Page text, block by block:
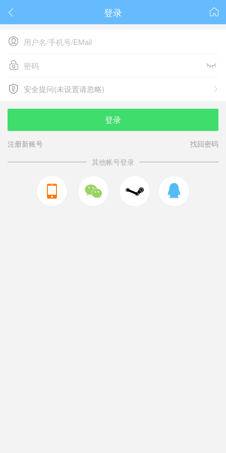
 
登录

 
 
安全提问(未设置请忽略)
安全提问(未设置请忽略)
登录
注册新账号
找回密码
其他帐号登录
  